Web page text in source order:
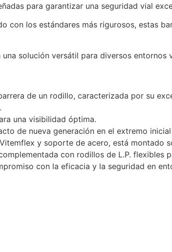
para garantizar una seguridad vial
con los estándares más rigurosos, estas
solución versátil para diversos entornos
de un rodillo, caracterizada por su
una visibilidad óptima.
de nueva generación en el extremo
y soporte de acero, está montado
con rodillos de L.P. flexibles
con la eficacia y la seguridad en